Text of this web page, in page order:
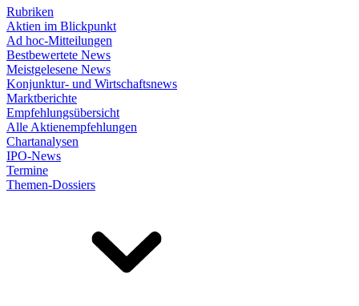
Rubriken
Aktien im Blickpunkt
Ad hoc-Mitteilungen
Bestbewertete News
Meistgelesene News
Konjunktur- und Wirtschaftsnews
Marktberichte
Empfehlungsübersicht
Alle Aktienempfehlungen
Chartanalysen
IPO-News
Termine
Themen-Dossiers